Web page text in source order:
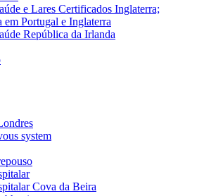
e Lares Certificados Inglaterra;
em Portugal e Inglaterra
República da Irlanda
system
Cova da Beira